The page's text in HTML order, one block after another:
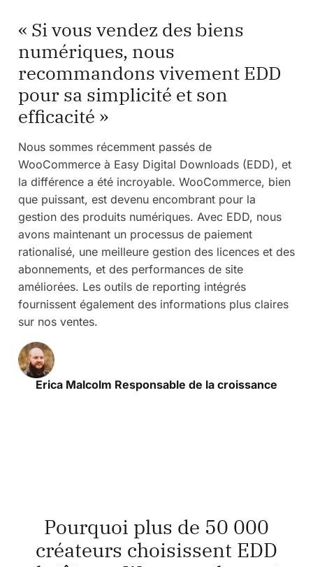
« Si vous vendez des biens
numériques, nous
recommandons vivement EDD
pour sa simplicité et son
efficacité »
Nous sommes récemment passés de
WooCommerce à Easy Digital Downloads (EDD), et
la différence a été incroyable. WooCommerce, bien
que puissant, est devenu encombrant pour la
gestion des produits numériques. Avec EDD, nous
avons maintenant un processus de paiement
rationalisé, une meilleure gestion des licences et des
abonnements, et des performances de site
améliorées. Les outils de reporting intégrés
fournissent également des informations plus claires
sur nos ventes.
Erica Malcolm Responsable de la croissance
Pourquoi plus de 50 000
créateurs choisissent EDD